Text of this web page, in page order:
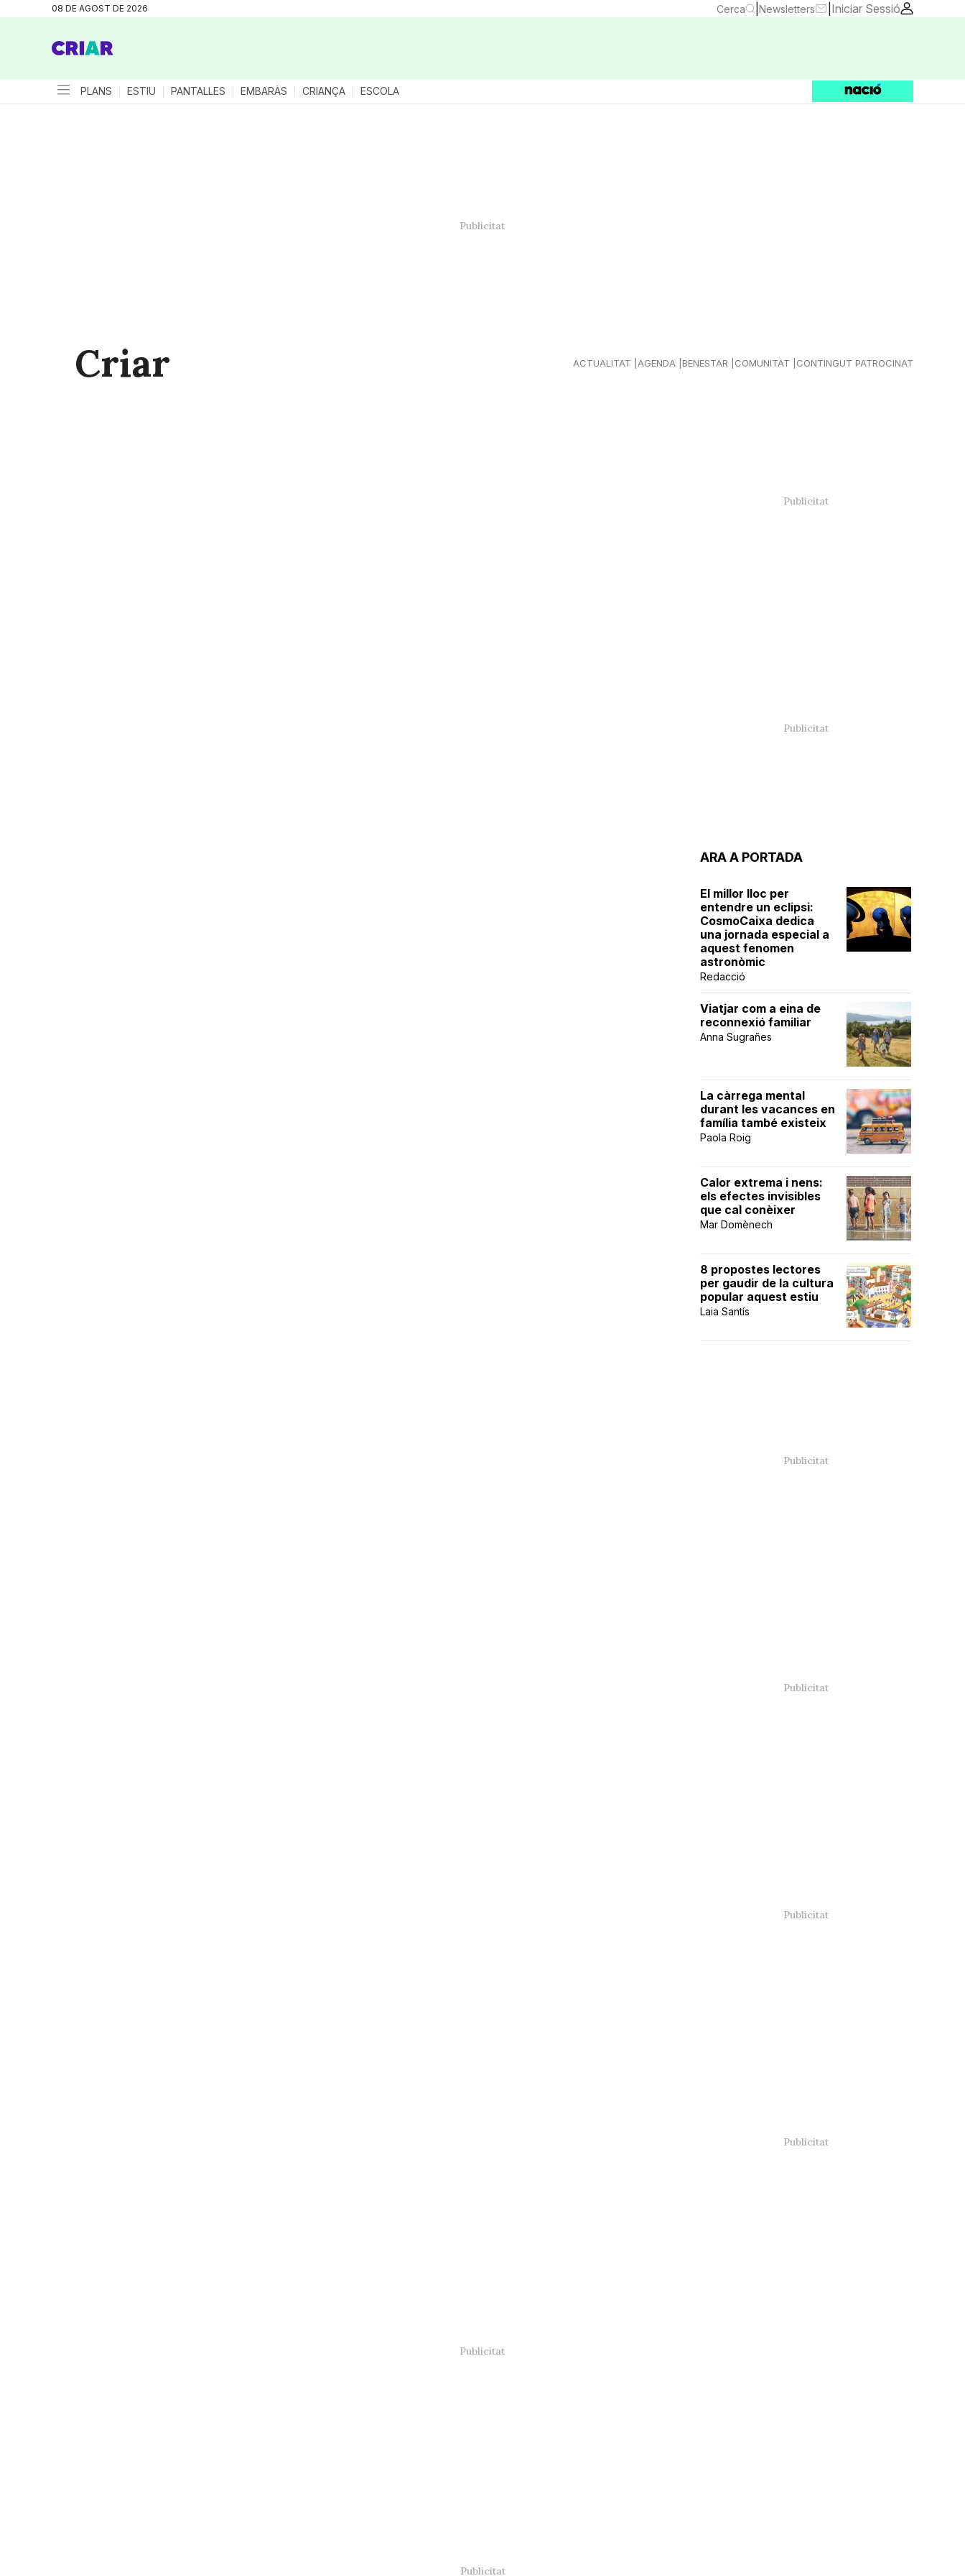
08 DE AGOST DE 2026 Cerca Newsletters Iniciar Sessió
PLANS ESTIU PANTALLES EMBARÀS CRIANÇA ESCOLA
Criar ACTUALITAT AGENDA BENESTAR COMUNITAT CONTINGUT PATROCINAT
ARA A PORTADA
El millor lloc per
entendre un eclipsi:
CosmoCaixa dedica
una jornada especial a
aquest fenomen
astronòmic
Redacció
Viatjar com a eina de
reconnexió familiar
Anna Sugrañes
La càrrega mental
durant les vacances en
família també existeix
Paola Roig
Calor extrema i nens:
els efectes invisibles
que cal conèixer
Mar Domènech
8 propostes lectores
per gaudir de la cultura
popular aquest estiu
Laia Santís